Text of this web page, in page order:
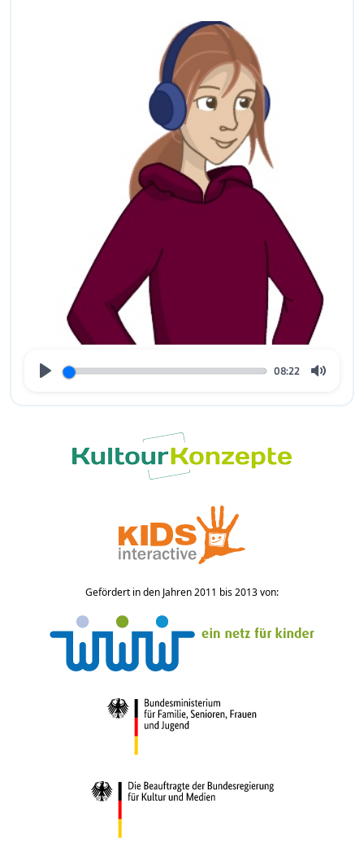
08:22
Gefördert in den Jahren 2011 bis 2013 von: